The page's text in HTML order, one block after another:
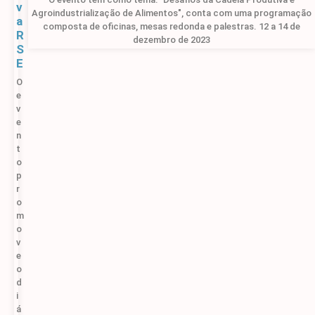
v
a
R
S
E
O
e
v
e
n
t
o
p
r
o
m
o
v
e
o
d
i
á
Agroindustrialização de Alimentos", conta com uma programação
composta de oficinas, mesas redonda e palestras. 12 a 14 de
dezembro de 2023